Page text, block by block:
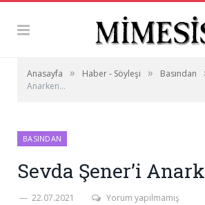
Anasayfa » Haber - Söyleşi » Basından
Anarken…
BASINDAN
Sevda Şener’i
22.07.2021 Yorum yapılmamış